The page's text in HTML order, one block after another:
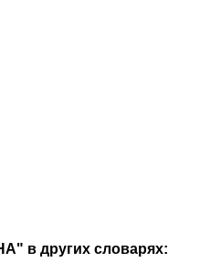
в других словарях: